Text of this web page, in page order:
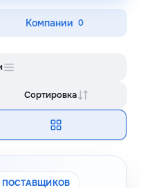
Компании 0
Сортировка
ПОСТАВЩИКОВ